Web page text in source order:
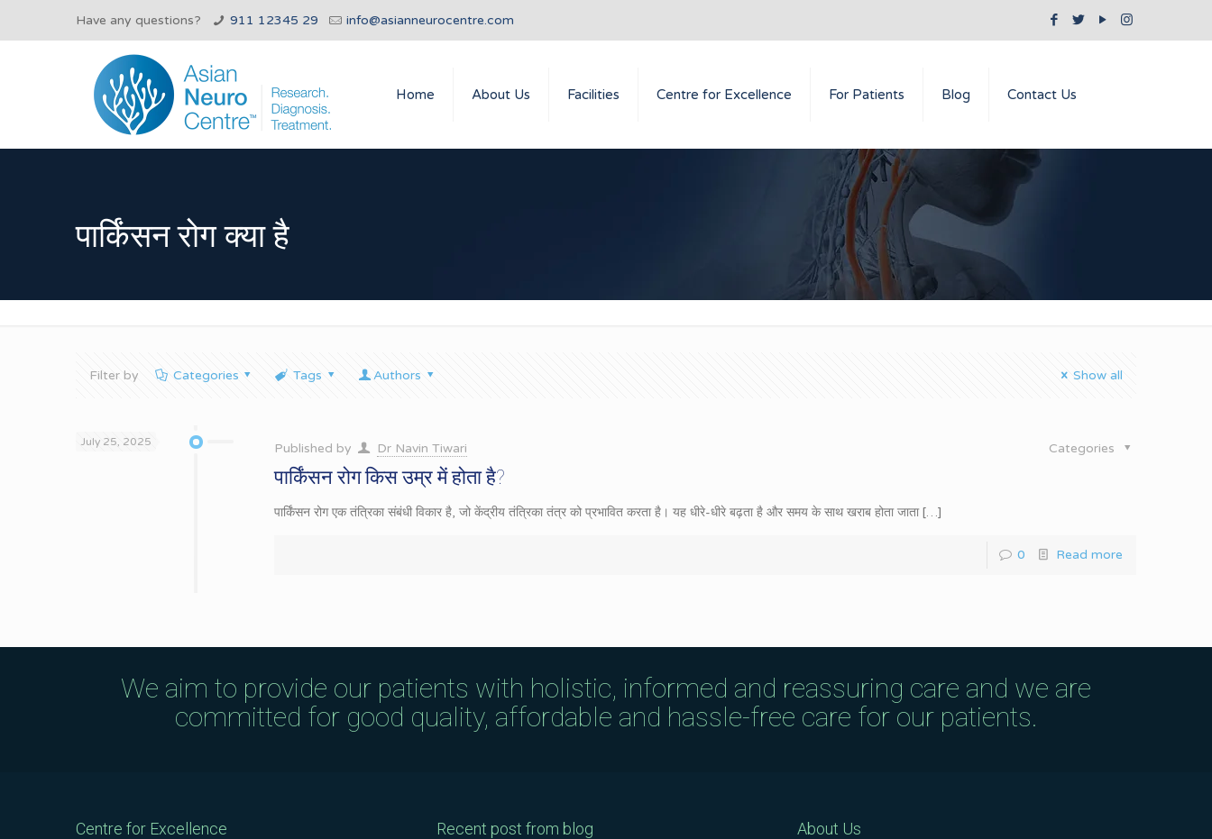
Have any questions? 911 12345 29 info@asianneurocentre.com
Home About Us Facilities Centre for Excellence For Patients Blog Contact Us
पार्किंसन रोग क्या है
Filter by Categories Tags Authors Show all
July 25, 2025 Published by Dr Navin Tiwari Categories
पार्किंसन रोग किस उम्र में होता है?
पार्किंसन रोग एक तंत्रिका संबंधी विकार है, जो केंद्रीय तंत्रिका तंत्र को प्रभावित करता है। यह धीरे-धीरे बढ़ता है और समय के साथ खराब होता जाता […]
0 Read more
We aim to provide our patients with holistic, informed and reassuring care and we are
committed for good quality, affordable and hassle-free care for our patients.
Centre for Excellence Recent post from blog About Us